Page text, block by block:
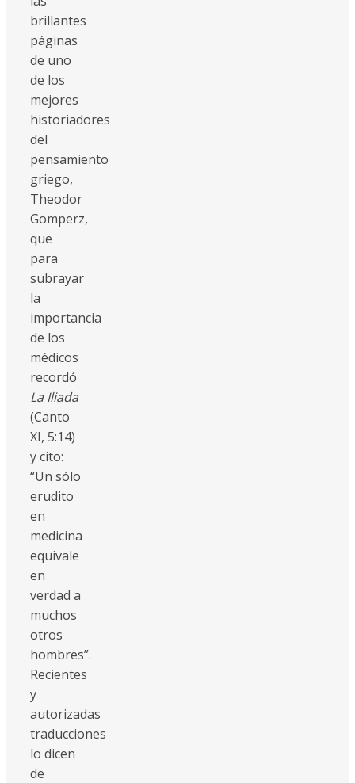
brillantes
páginas
de uno
de los
mejores
historiadores
del
pensamiento
griego,
Theodor
Gomperz,
que
para
subrayar
la
importancia
de los
médicos
recordó
La Iliada
(Canto
XI, 5:14)
y cito:
“Un sólo
erudito
en
medicina
equivale
en
verdad a
muchos
otros
hombres”.
Recientes
y
autorizadas
traducciones
lo dicen
de